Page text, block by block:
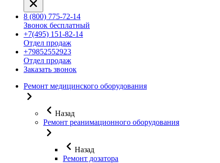
8 (800) 775-72-14
Звонок бесплатный
+7(495) 151-82-14
Отдел продаж
+79852552923
Отдел продаж
Заказать звонок
Ремонт медицинского оборудования
Назад
Ремонт реанимационного оборудования
Назад
Ремонт дозатора